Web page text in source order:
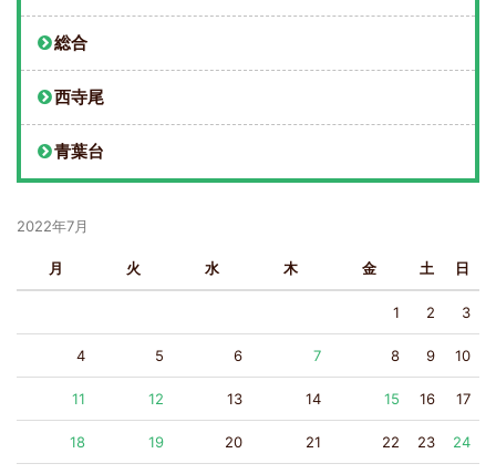
総合
西寺尾
青葉台
2022年7月
月 火 水 木 金 土 日
1 2 3
4 5 6 7 8 9 10
11 12 13 14 15 16 17
18 19 20 21 22 23 24